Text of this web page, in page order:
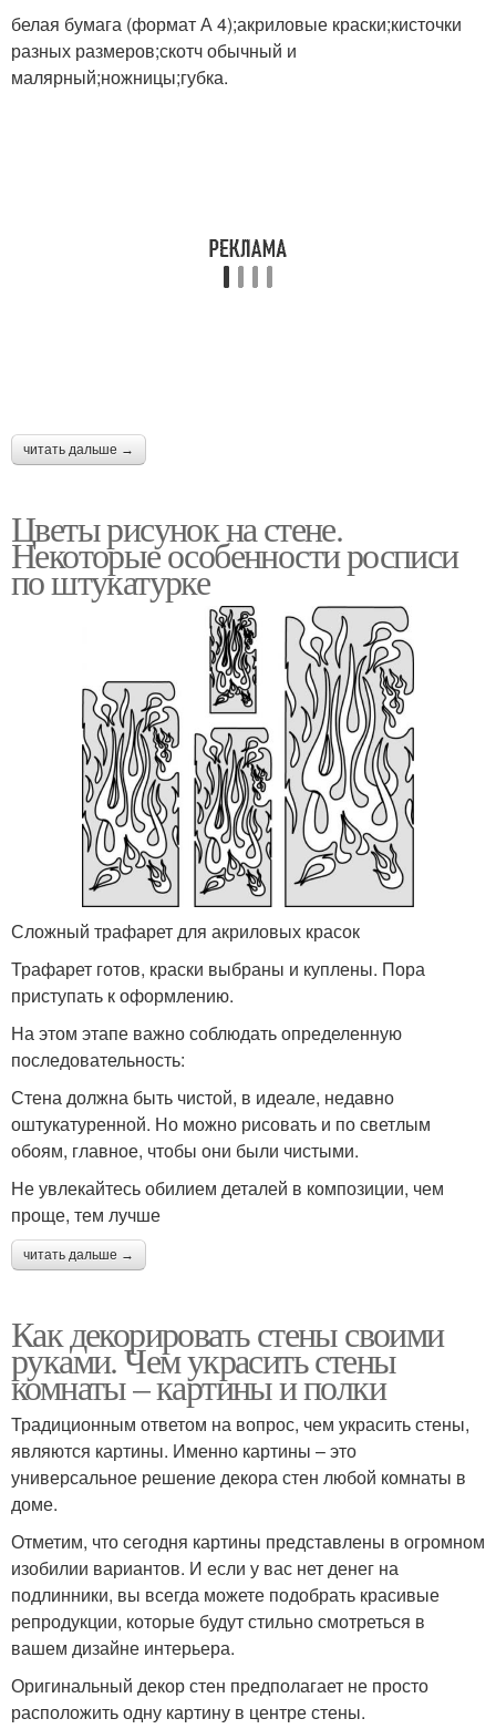
Роспись на стене Простые рисунки
белая бумага (формат А 4);акриловые краски;кисточки
разных размеров;скотч обычный и
малярный;ножницы;губка.
читать дальше →
Цветы рисунок на стене.
Некоторые особенности росписи
по штукатурке
Сложный трафарет для акриловых красок
Трафарет готов, краски выбраны и куплены. Пора
приступать к оформлению.
На этом этапе важно соблюдать определенную
последовательность:
Стена должна быть чистой, в идеале, недавно
оштукатуренной. Но можно рисовать и по светлым
обоям, главное, чтобы они были чистыми.
Не увлекайтесь обилием деталей в композиции, чем
проще, тем лучше
читать дальше →
Как декорировать стены своими
руками. Чем украсить стены
комнаты – картины и полки
Традиционным ответом на вопрос, чем украсить стены,
являются картины. Именно картины – это
универсальное решение декора стен любой комнаты в
доме.
Отметим, что сегодня картины представлены в огромном
изобилии вариантов. И если у вас нет денег на
подлинники, вы всегда можете подобрать красивые
репродукции, которые будут стильно смотреться в
вашем дизайне интерьера.
Оригинальный декор стен предполагает не просто
расположить одну картину в центре стены.